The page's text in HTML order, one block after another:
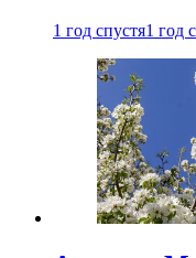
1 год спустя1 год